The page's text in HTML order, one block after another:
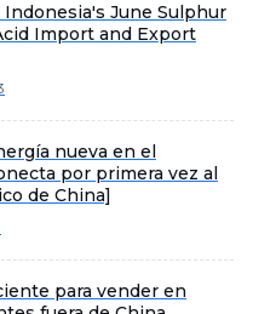
Indonesia's June Sulphur
Import and Export
nueva en el
por primera vez al
de China]
para vender en